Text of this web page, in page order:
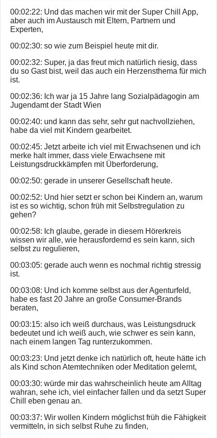
00:02:22: Und das machen wir mit der Super Chill App,
aber auch im Austausch mit Eltern, Partnern und
Experten,
00:02:30: so wie zum Beispiel heute mit dir.
00:02:32: Super, ja das freut mich natürlich riesig, dass
du so Gast bist, weil das auch ein Herzensthema für mich
ist.
00:02:36: Ich war ja 15 Jahre lang Sozialpädagogin am
Jugendamt der Stadt Wien
00:02:40: und kann das sehr, sehr gut nachvollziehen,
habe da viel mit Kindern gearbeitet.
00:02:45: Jetzt arbeite ich viel mit Erwachsenen und ich
merke halt immer, dass viele Erwachsene mit
Leistungsdruckkämpfen mit Überforderung,
00:02:50: gerade in unserer Gesellschaft heute.
00:02:52: Und hier setzt er schon bei Kindern an, warum
ist es so wichtig, schon früh mit Selbstregulation zu
gehen?
00:02:58: Ich glaube, gerade in diesem Hörerkreis
wissen wir alle, wie herausfordernd es sein kann, sich
selbst zu regulieren,
00:03:05: gerade auch wenn es nochmal richtig stressig
ist.
00:03:08: Und ich komme selbst aus der Agenturfeld,
habe es fast 20 Jahre an große Consumer-Brands
beraten,
00:03:15: also ich weiß durchaus, was Leistungsdruck
bedeutet und ich weiß auch, wie schwer es sein kann,
nach einem langen Tag runterzukommen.
00:03:23: Und jetzt denke ich natürlich oft, heute hätte ich
als Kind schon Atemtechniken oder Meditation gelernt,
00:03:30: würde mir das wahrscheinlich heute am Alltag
wahran, sehe ich, viel einfacher fallen und da setzt Super
Chill eben genau an.
00:03:37: Wir wollen Kindern möglichst früh die Fähigkeit
vermitteln, in sich selbst Ruhe zu finden,